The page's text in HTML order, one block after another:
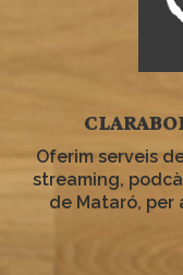
Oferim serveis
streaming,
de Mataró, per